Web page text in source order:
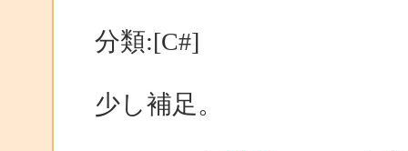
分類:[C#]
少し補足。